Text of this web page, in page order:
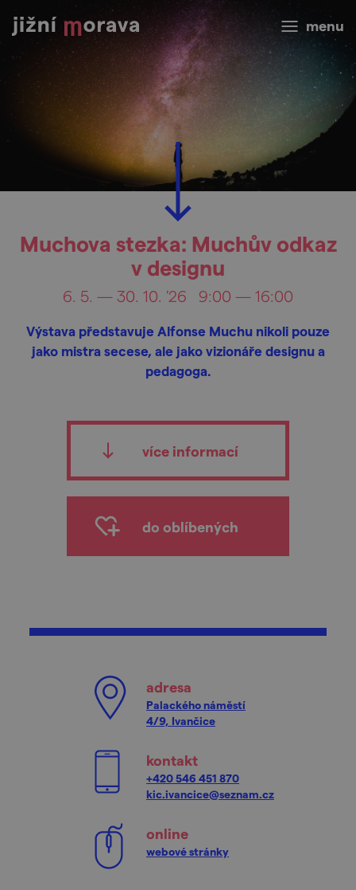
menu
Muchova stezka: Muchův odkaz
v designu
6. 5. — 30. 10. '26 9:00 — 16:00
Výstava představuje Alfonse Muchu nikoli pouze
jako mistra secese, ale jako vizionáře designu a
pedagoga.
více informací
do oblíbených
adresa
Palackého náměstí
4/9, Ivančice
kontakt
+420 546 451 870
kic.ivancice@seznam.cz
online
webové stránky